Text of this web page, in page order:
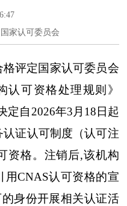
家认可委员会
评定国家认可委员会
认可资格处理规则》
定自2026年3月18日起
证认可制度（认可注
资格。注销后,该机构
用CNAS认可资格的宣
身份开展相关认证活